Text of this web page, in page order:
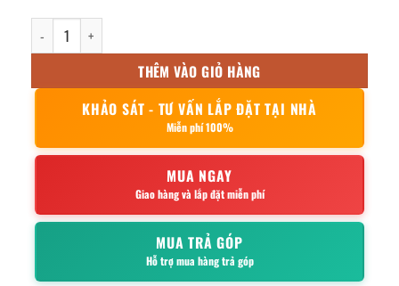
Thang inox chữ a cao 3m số lượng
THÊM VÀO GIỎ HÀNG
KHẢO SÁT - TƯ VẤN LẮP ĐẶT TẠI NHÀ
Miễn phí 100%
MUA NGAY
Giao hàng và lắp đặt miễn phí
MUA TRẢ GÓP
Hỗ trợ mua hàng trả góp